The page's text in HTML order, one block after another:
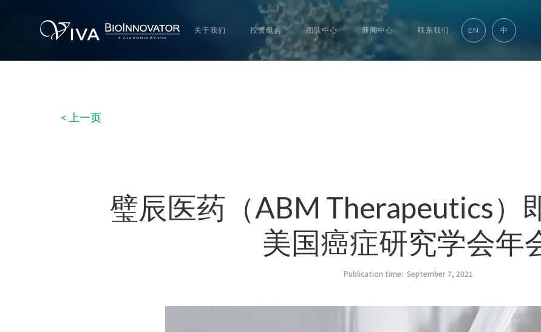
关于我们 投资组合 团队中心 新闻中心 联系我们 EN 中
< 上一页
璧辰医药（ABM Therapeutics）
美国癌症研究学会年
Publication time: September 7, 2021